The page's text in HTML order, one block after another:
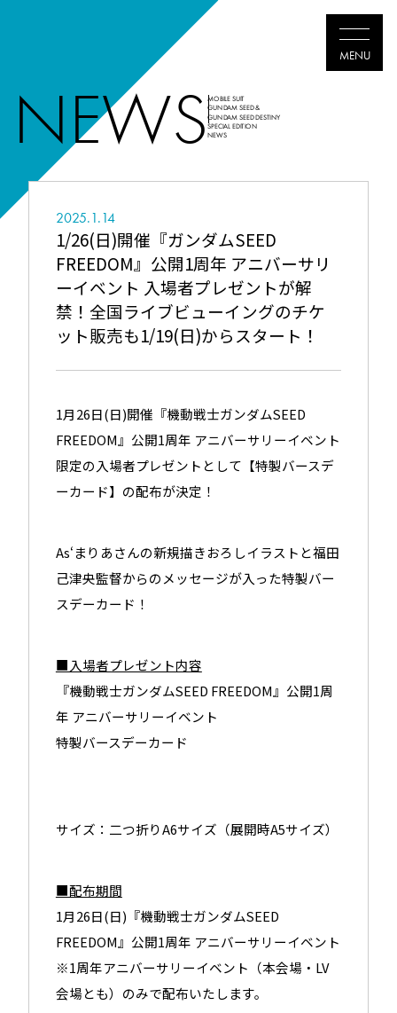
TOP
ABOUT
THEATER
NEWS
MOVIES
Blu-ray SHARE
NEWSMOBILE SUIT
GUNDAM SEED &
GUNDAM SEED DESTINY
SPECIAL EDITION
NEWS
2025.1.14
1/26(日)開催『ガンダムSEED
FREEDOM』公開1周年 アニバーサリ
ーイベント 入場者プレゼントが解
禁！全国ライブビューイングのチケ
ット販売も1/19(日)からスタート！
1月26日(日)開催『機動戦士ガンダムSEED
FREEDOM』公開1周年 アニバーサリーイベント
限定の入場者プレゼントとして【特製バースデ
ーカード】の配布が決定！
As‘まりあさんの新規描きおろしイラストと福田
己津央監督からのメッセージが入った特製バー
スデーカード！
■入場者プレゼント内容
『機動戦士ガンダムSEED FREEDOM』公開1周
年 アニバーサリーイベント
特製バースデーカード
サイズ：二つ折りA6サイズ（展開時A5サイズ）
■配布期間
1月26日(日)『機動戦士ガンダムSEED
FREEDOM』公開1周年 アニバーサリーイベント
※1周年アニバーサリーイベント（本会場・LV
会場とも）のみで配布いたします。